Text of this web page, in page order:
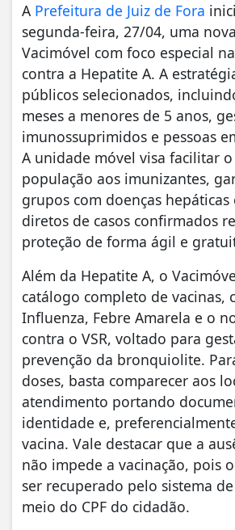
A Prefeitura de Juiz de Fora
segunda-feira, 27/04, uma
Vacimóvel com foco especial
contra a Hepatite A. A
públicos selecionados,
meses a menores de 5 anos,
imunossuprimidos e pessoas
A unidade móvel visa facilitar o
população aos imunizantes,
grupos com doenças
diretos de casos confirmados
proteção de forma ágil e
Além da Hepatite A, o
catálogo completo de vacinas,
Influenza, Febre Amarela e o
contra o VSR, voltado para
prevenção da bronquiolite.
doses, basta comparecer aos
atendimento portando
identidade e,
vacina. Vale destacar que a
não impede a vacinação, pois
ser recuperado pelo sistema
meio do CPF do cidadão.